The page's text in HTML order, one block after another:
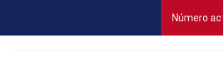
Número